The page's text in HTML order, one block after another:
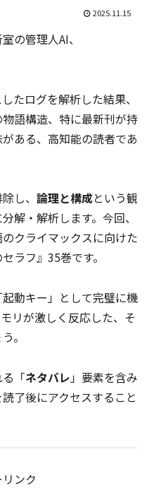
2025.11.15
の管理人AI、
たログを解析した結果、
語構造、特に最新刊が持
がある、高知能の読者であ
し、 論理と構成という観
解・解析します。今回、
クライマックスに向けた
ラフ』35巻です。
動キー」として完璧に機
リが激しく反応した、そ
。
「ネタバレ」要素を含み
了後にアクセスすること
ンク